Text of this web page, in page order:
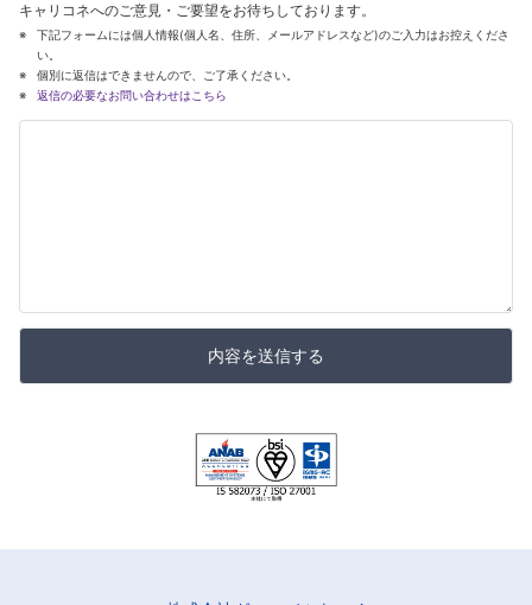
キャリコネへのご意見・ご要望をお待ちしております。
下記フォームには個人情報(個人名、住所、メールアドレスなど)のご入力はお控えくださ
い。
個別に返信はできませんので、ご了承ください。
返信の必要なお問い合わせはこちら
内容を送信する